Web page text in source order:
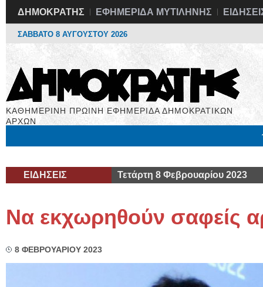
ΔΗΜΟΚΡΑΤΗΣ ΕΦΗΜΕΡΙΔΑ ΜΥΤΙΛΗΝΗΣ
ΣΑΒΒΑΤΟ 8 ΑΥΓΟΥΣΤΟΥ 2026
ΚΑΘΗΜΕΡΙΝΗ ΠΡΩΙΝΗ ΕΦΗΜΕΡΙΔΑ ΔΗΜΟΚΡΑΤΙΚΩΝ
ΑΡΧΩΝ
ΕΙΔΗΣΕΙΣ Τετάρτη 8 Φεβρουαρίου 2023
Να εκχωρηθούν σαφείς
8 ΦΕΒΡΟΥΑΡΙΟΥ 2023